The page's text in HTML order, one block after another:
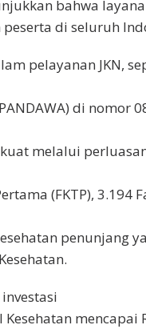
bahwa
di seluruh
pelayanan JKN,
di nomor
melalui
(FKTP),
penunjang
Kesehatan